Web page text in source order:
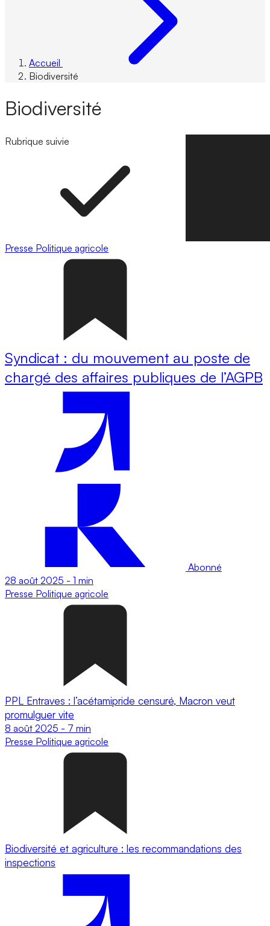
Accueil
Biodiversité
Biodiversité
Rubrique suivie
Presse Politique agricole
Syndicat : du mouvement au poste de
chargé des affaires publiques de l’AGPB
Abonné
28 août 2025 - 1 min
Presse Politique agricole
PPL Entraves : l’acétamipride censuré, Macron veut
promulguer vite
8 août 2025 - 7 min
Presse Politique agricole
Biodiversité et agriculture : les recommandations des
inspections